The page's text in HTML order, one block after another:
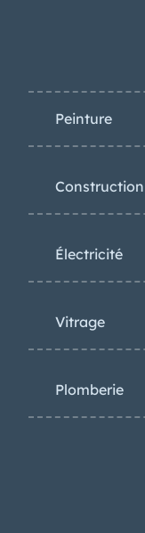
Peinture
Construction
Électricité
Vitrage
Plomberie